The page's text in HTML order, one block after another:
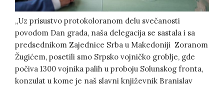
„Uz prisustvo protokoloranom delu svečanosti
povodom Dan grada, naša delegacija se sastala i sa
predsednikom Zajednice Srba u Makedoniji Zoranom
Žugićem, posetili smo Srpsko vojničko groblje, gde
počiva 1300 vojnika palih u proboju Solunskog fronta,
konzulat u kome je naš slavni književnik Branislav